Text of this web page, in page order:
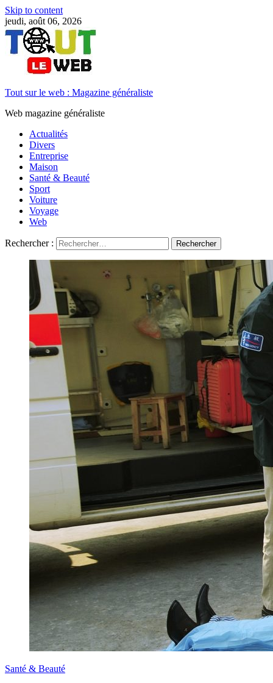
Skip to content
jeudi, août 06, 2026
Tout sur le web : Magazine généraliste
Web magazine généraliste
Actualités
Divers
Entreprise
Maison
Santé & Beauté
Sport
Voiture
Voyage
Web
Rechercher :
Santé & Beauté